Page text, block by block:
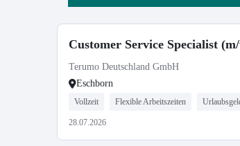
Customer Service Specialist
Terumo Deutschland GmbH
Eschborn
Vollzeit Flexible Arbeitszeiten
28.07.2026